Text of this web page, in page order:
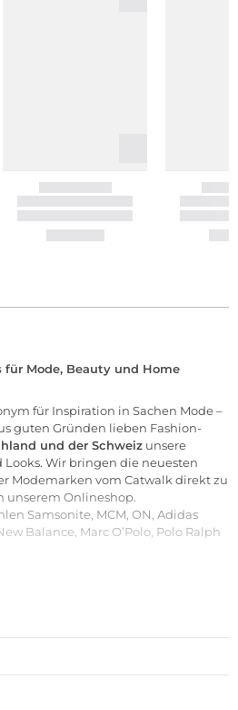
für Mode, Beauty und Home
für Inspiration in Sachen Mode –
guten Gründen lieben Fashion-
und der Schweiz unsere
Looks. Wir bringen die neuesten
Modemarken vom Catwalk direkt zu
unserem Onlineshop.
Samsonite, MCM, ON, Adidas
Balance, Marc O’Polo, Polo Ralph